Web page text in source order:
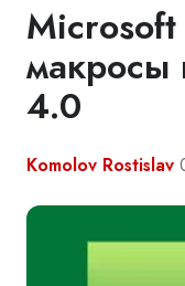
Microsoft
макросы
4.0
Komolov Rostislav